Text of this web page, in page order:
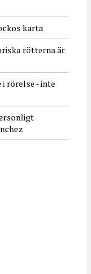
karta
rötterna är
rörelse - inte